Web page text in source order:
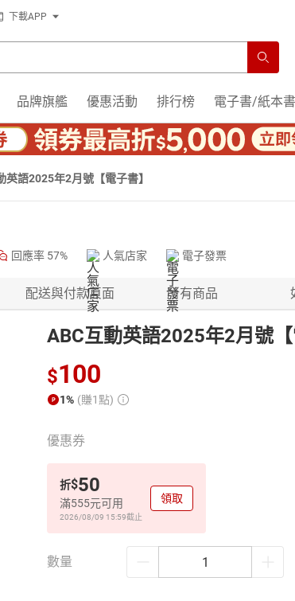
下載APP
品牌旗艦 優惠活動 排行榜 電子書/紙本書
英語2025年2月號【電子書】
回應率 57% 人氣店家 電子發票
配送與付款頁面 所有商品
ABC互動英語2025年2月號
$100
1% (賺1點)
優惠券
折$50
滿555元可用
2026/08/09 15:59截止
領取
數量